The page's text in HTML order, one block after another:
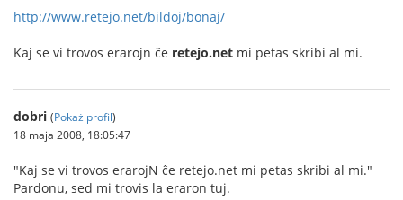
http://www.retejo.net/bildoj/bonaj/
Kaj se vi trovos erarojn ĉe retejo.net mi petas skribi al mi.
dobri (Pokaż profil)
18 maja 2008, 18:05:47
"Kaj se vi trovos erarojN ĉe retejo.net mi petas skribi al mi."
Pardonu, sed mi trovis la eraron tuj.